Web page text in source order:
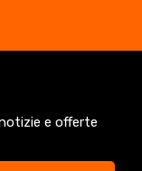
e offerte